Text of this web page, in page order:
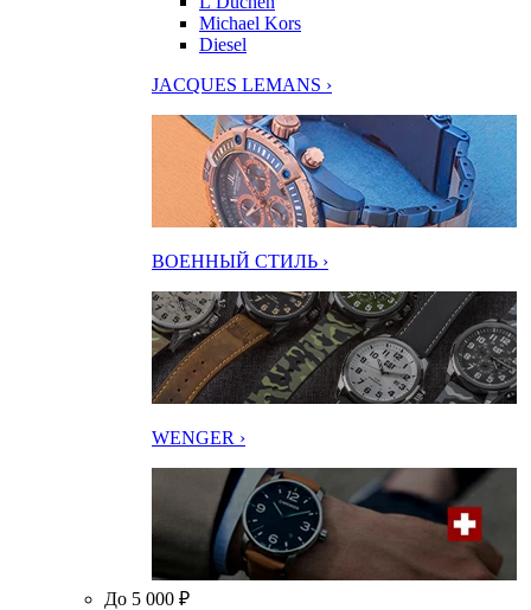
Michael Kors
Diesel
JACQUES LEMANS ›
ВОЕННЫЙ СТИЛЬ ›
WENGER ›
До 5 000 ₽